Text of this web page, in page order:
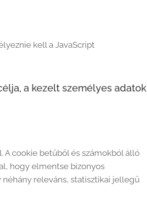
kell a JavaScript
a kezelt személyes adatok
A cookie betűből és számokból álló
hogy elmentse bizonyos
releváns, statisztikai jellegű